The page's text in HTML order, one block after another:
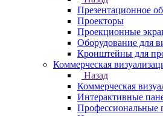
Презентационное
Проекторы
Проекционные
Оборудование для
Кронштейны для
Коммерческая
Назад
Коммерческая
Интерактивные
Профессиональные